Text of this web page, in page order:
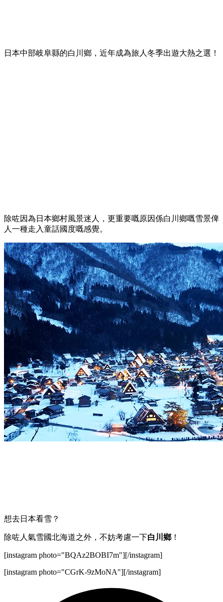
日本中部岐阜縣的白川鄉，近年成為旅人冬季出遊大熱之選！
除咗因為日本鄉村風景迷人，更重要嘅原因係白川鄉嘅雪景俾
人一種走入童話國度嘅感覺。
想去日本看雪？
除咗人氣雪國北海道之外，不妨考慮一下白川鄉！
[instagram photo="BQAz2BOBI7m"][/instagram]
[instagram photo="CGrK-9zMoNA"][/instagram]